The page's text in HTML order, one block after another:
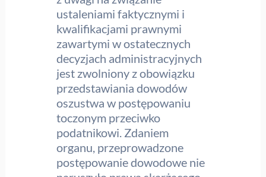
ustaleniami faktycznymi i
kwalifikacjami prawnymi
zawartymi w ostatecznych
decyzjach administracyjnych
jest zwolniony z obowiązku
przedstawiania dowodów
oszustwa w postępowaniu
toczonym przeciwko
podatnikowi. Zdaniem
organu, przeprowadzone
postępowanie dowodowe nie